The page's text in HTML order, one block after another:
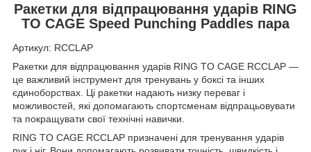
Ракетки для відпрацювання ударів RING
TO CAGE Speed Punching Paddles пара
Артикул: RCCLAP
Ракетки для відпрацювання ударів RING TO CAGE RCCLAP —
це важливий інструмент для тренувань у боксі та інших
єдиноборствах. Ці ракетки надають низку переваг і
можливостей, які допомагають спортсменам відпрацьовувати
та покращувати свої технічні навички.
RING TO CAGE RCCLAP призначені для тренування ударів